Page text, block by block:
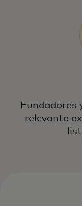
Fundadores
relevante